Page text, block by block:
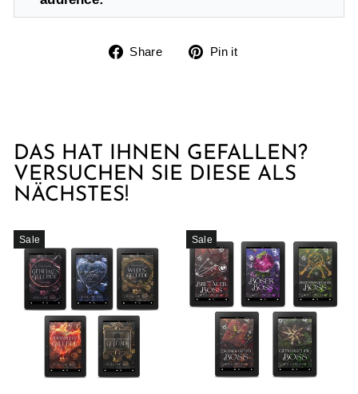
Share
Share Pin it
DAS HAT IHNEN GEFALLEN?
VERSUCHEN SIE DIESE ALS
NÄCHSTES!
Sale Sale